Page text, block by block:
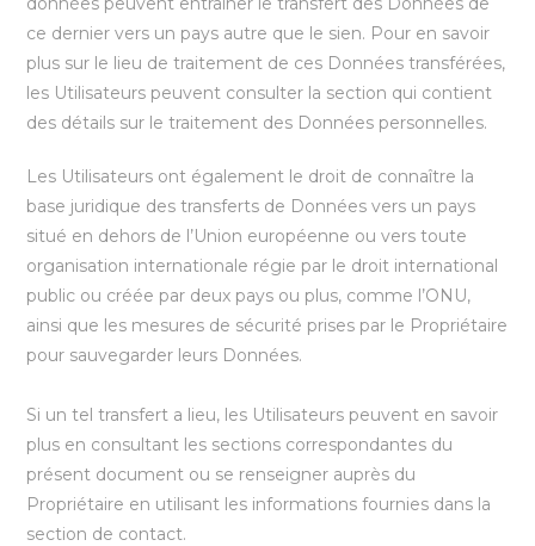
ce dernier vers un pays autre que le sien. Pour en savoir
plus sur le lieu de traitement de ces Données transférées,
les Utilisateurs peuvent consulter la section qui contient
des détails sur le traitement des Données personnelles.
Les Utilisateurs ont également le droit de connaître la
base juridique des transferts de Données vers un pays
situé en dehors de l’Union européenne ou vers toute
organisation internationale régie par le droit international
public ou créée par deux pays ou plus, comme l’ONU,
ainsi que les mesures de sécurité prises par le Propriétaire
pour sauvegarder leurs Données.
Si un tel transfert a lieu, les Utilisateurs peuvent en savoir
plus en consultant les sections correspondantes du
présent document ou se renseigner auprès du
Propriétaire en utilisant les informations fournies dans la
section de contact.